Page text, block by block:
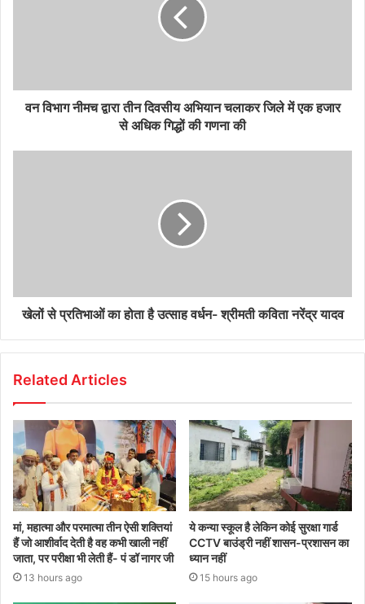
वन विभाग नीमच द्वारा तीन दिवसीय अभियान चलाकर जिले में एक हजार
से अधिक गिद्धों की गणना की
खेलों से प्रतिभाओं का होता है उत्साह वर्धन- श्रीमती कविता नरेंद्र यादव
Related Articles
मां, महात्मा और परमात्मा तीन ऐसी शक्तियां
हैं जो आशीर्वाद देती है वह कभी खाली नहीं
जाता, पर परीक्षा भी लेती हैं- पं डॉ नागर जी
13 hours ago
ये कन्या स्कूल है लेकिन कोई सुरक्षा गार्ड
CCTV बाउंड्री नहीं शासन-प्रशासन का
ध्यान नहीं
15 hours ago